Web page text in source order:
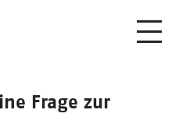
Frage zur